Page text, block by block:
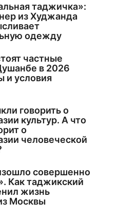
таджичка»:
из Худжанда
одежду
частные
в 2026
и условия
говорить о
культур. А что
о
человеческой
совершенно
Как таджикский
жизнь
Москвы